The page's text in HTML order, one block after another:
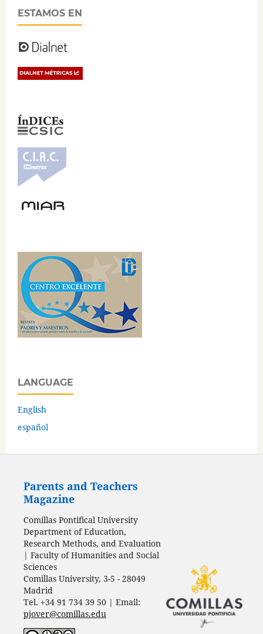
ESTAMOS EN
LANGUAGE
English
español
Parents and Teachers
Magazine
Comillas Pontifical University
Department of Education,
Research Methods, and Evaluation
| Faculty of Humanities and Social
Sciences
Comillas University, 3-5 - 28049
Madrid
Tel. +34 91 734 39 50 | Email:
pjover@comillas.edu